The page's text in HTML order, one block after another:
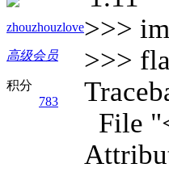
zhouzhouzlove
高级会员
积分
783
>>>
>>>
File